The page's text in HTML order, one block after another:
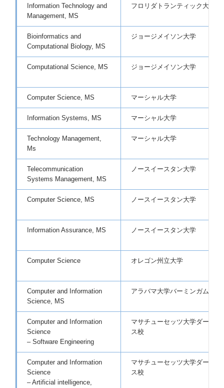
Information Technology and
Management, MS
フロリダトランティック大学
Bioinformatics and
Computational Biology, MS
ジョージメイソン大学
Computational Science, MS ジョージメイソン大学
Computer Science, MS マーシャル大学
Information Systems, MS マーシャル大学
Technology Management,
Ms
マーシャル大学
Telecommunication
Systems Management, MS
ノースイースタン大学
Computer Science, MS ノースイースタン大学
Information Assurance, MS ノースイースタン大学
Computer Science オレゴン州立大学
Computer and Information
Science, MS
アラバマ大学バーミンガム校
Computer and Information
Science
– Software Engineering
マサチューセッツ大学ダートマ
ス校
Computer and Information
Science
– Artificial intelligence,
マサチューセッツ大学ダートマ
ス校